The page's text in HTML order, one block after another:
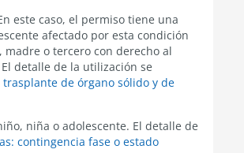
este caso, el permiso tiene una
afectado por esta condición
o tercero con derecho al
detalle de la utilización se
de órgano sólido y de
niña o adolescente. El detalle de
contingencia fase o estado